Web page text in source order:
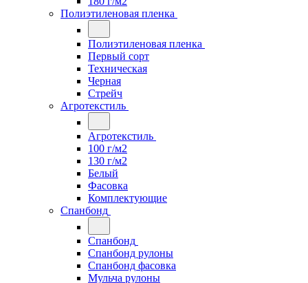
Полиэтиленовая пленка
Полиэтиленовая пленка
Первый сорт
Техническая
Черная
Стрейч
Агротекстиль
Агротекстиль
100 г/м2
130 г/м2
Белый
Фасовка
Комплектующие
Спанбонд
Спанбонд
Спанбонд рулоны
Спанбонд фасовка
Мульча рулоны